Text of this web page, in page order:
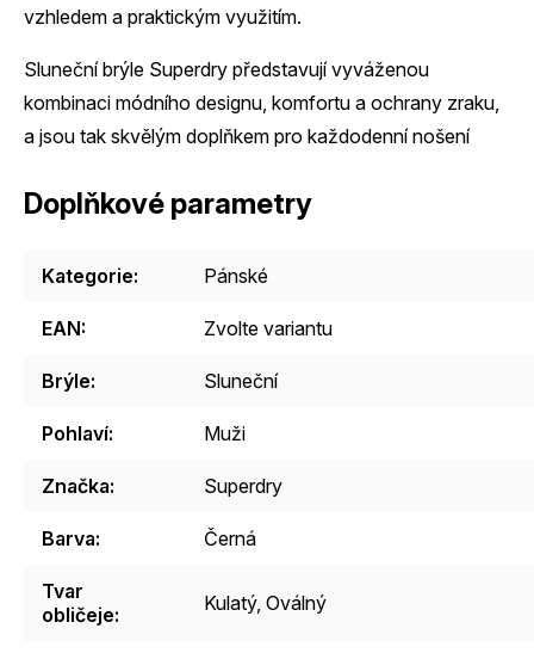
vzhledem a praktickým využitím.
Sluneční brýle Superdry představují vyváženou
kombinaci módního designu, komfortu a ochrany zraku,
a jsou tak skvělým doplňkem pro každodenní nošení
Doplňkové parametry
Kategorie: Pánské
EAN: Zvolte variantu
Brýle: Sluneční
Pohlaví: Muži
Značka: Superdry
Barva: Černá
Tvar
obličeje: Kulatý, Oválný